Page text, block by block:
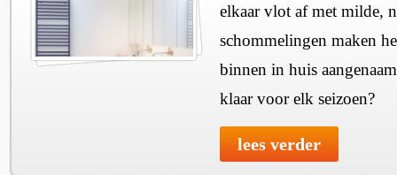
elkaar vlot af met milde,
schommelingen maken
binnen in huis
klaar voor elk seizoen?
lees verder